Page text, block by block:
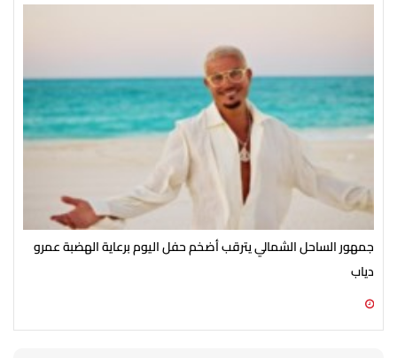
جمهور الساحل الشمالي يترقب أضخم حفل اليوم برعاية الهضبة عمرو
دياب